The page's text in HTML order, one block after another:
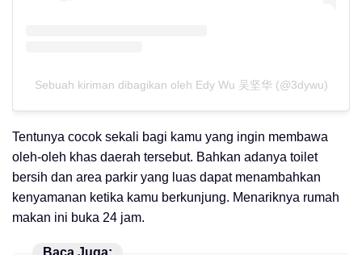
Sebuah kiriman dibagikan oleh Edy Wu 吴坚华 (@3dywu)
Tentunya cocok sekali bagi kamu yang ingin membawa
oleh-oleh khas daerah tersebut. Bahkan adanya toilet
bersih dan area parkir yang luas dapat menambahkan
kenyamanan ketika kamu berkunjung. Menariknya rumah
makan ini buka 24 jam.
Baca Juga: